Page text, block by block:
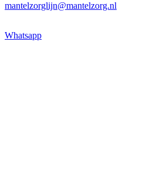
mantelzorglijn@mantelzorg.nl
Whatsapp